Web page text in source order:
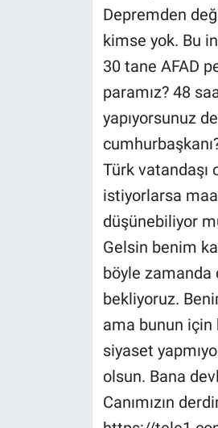
Depremden
kimse yok. Bu
30 tane AFAD
paramız? 48
yapıyorsunuz
Türk
istiyorlarsa
düşünebiliyor
Gelsin benim
böyle zamanda
bekliyoruz.
ama bunun için
siyaset
olsun. Bana
Canımızın
Türkiye'nin Geleceği
Türkiye'nin Gündemi
Yerel Gündem
Yerel Yaşam
Canlı Yayın